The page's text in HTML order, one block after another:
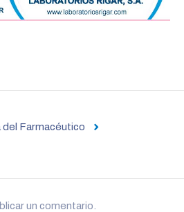
del Farmacéutico
un comentario.